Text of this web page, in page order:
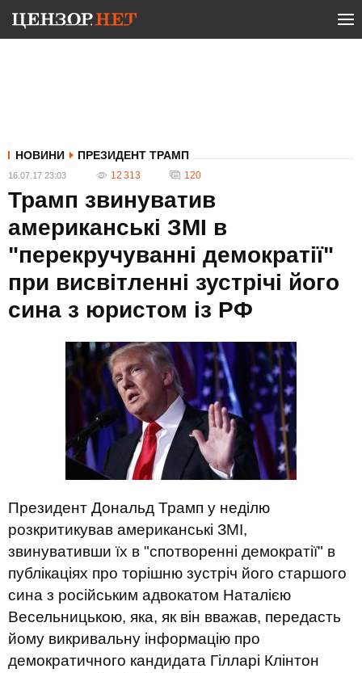
НОВИНИ ПРЕЗИДЕНТ ТРАМП
16.07.17 23:03 12 313 120
Трамп звинуватив
американські ЗМІ в
"перекручуванні демократії"
при висвітленні зустрічі його
сина з юристом із РФ
Президент Дональд Трамп у неділю
розкритикував американські ЗМІ,
звинувативши їх в "спотворенні демократії" в
публікаціях про торішню зустріч його старшого
сина з російським адвокатом Наталією
Весельницькою, яка, як він вважав, передасть
йому викривальну інформацію про
демократичного кандидата Гілларі Клінтон